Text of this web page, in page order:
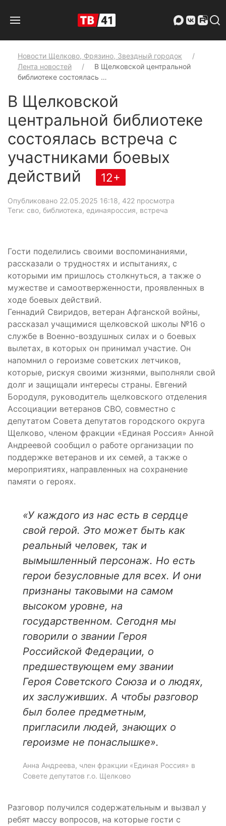
Новости Щелково, Фрязино, Звездный городок
Лента новостей
В Щелковской центральной
библиотеке состоялась …
В Щелковской
центральной библиотеке
состоялась встреча с
участниками боевых
действий
12+
Опубликовано 22.05.2025 16:18, 422 просмотра
Теги: сво, библиотека, единаяроссия, встреча
Гости поделились своими воспоминаниями,
рассказали о трудностях и испытаниях, с
которыми им пришлось столкнуться, а также о
мужестве и самоотверженности, проявленных в
ходе боевых действий.
Геннадий Свиридов, ветеран Афганской войны,
рассказал учащимися щелковской школы №16 о
службе в Военно-воздушных силах и о боевых
вылетах, в которых он принимал участие. Он
напомнил о героизме советских летчиков,
которые, рискуя своими жизнями, выполняли свой
долг и защищали интересы страны. Евгений
Бородуля, руководитель щелковского отделения
Ассоциации ветеранов СВО, совместно с
депутатом Совета депутатов городского округа
Щелково, членом фракции «Единая Россия» Анной
Андреевой сообщил о работе организации по
поддержке ветеранов и их семей, а также о
мероприятиях, направленных на сохранение
памяти о героях.
«У каждого из нас есть в сердце
свой герой. Это может быть как
реальный человек, так и
вымышленный персонаж. Но есть
герои безусловные для всех. И они
признаны таковыми на самом
высоком уровне, на
государственном. Сегодня мы
говорили о звании Героя
Российской Федерации, о
предшествующем ему звании
Героя Советского Союза и о людях,
их заслуживших. А чтобы разговор
был более предметным,
пригласили людей, знающих о
героизме не понаслышке».
Анна Андреева, член фракции «Единая Россия» в
Совете депутатов г.о. Щелково
Разговор получился содержательным и вызвал у
ребят массу вопросов, на которые гости с